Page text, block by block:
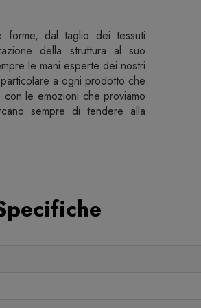
forme, dal taglio dei tessuti
della struttura al suo
le mani esperte dei nostri
a ogni prodotto che
le emozioni che proviamo
sempre di tendere alla